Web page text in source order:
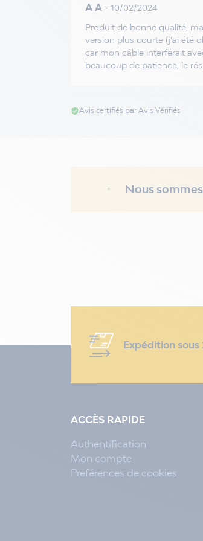
A A - 10/02/2024
Produit de bonne qualité,
version plus courte (j’ai été
car mon câble interférait
beaucoup de patience, le
verified_userAvis certifiés par Avis Vérifiés
Nous
Expédition sous
ACCÈS RAPIDE
Authentification
Mon compte
Préférences de cookies